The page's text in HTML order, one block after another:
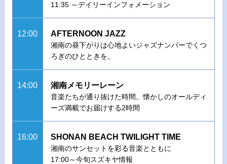
11:35 ～デイリーインフォメーション
12:00 AFTERNOON JAZZ
湘南の昼下がりは心地よいジャズナンバーでくつ
ろぎのひとときを。
14:00 湘南メモリーレーン
音楽たちが通り抜けた時間。懐かしのオールディ
ーズ満載でお届けする2時間
16:00 SHONAN BEACH TWILIGHT TIME
湘南のサンセットを彩る音楽とともに
17:00～今旬スズキヤ情報